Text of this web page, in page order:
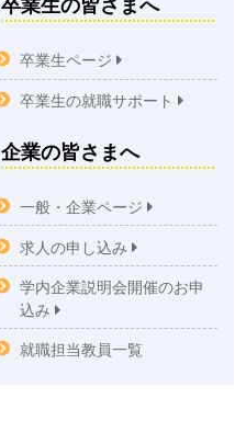
卒業生ページ
卒業生の就職サポート
企業の皆さまへ
一般・企業ページ
求人の申し込み
学内企業説明会開催のお申
込み
就職担当教員一覧